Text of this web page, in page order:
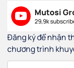
Mutosi
29,9k
Đăng ký để nhận
chương trình